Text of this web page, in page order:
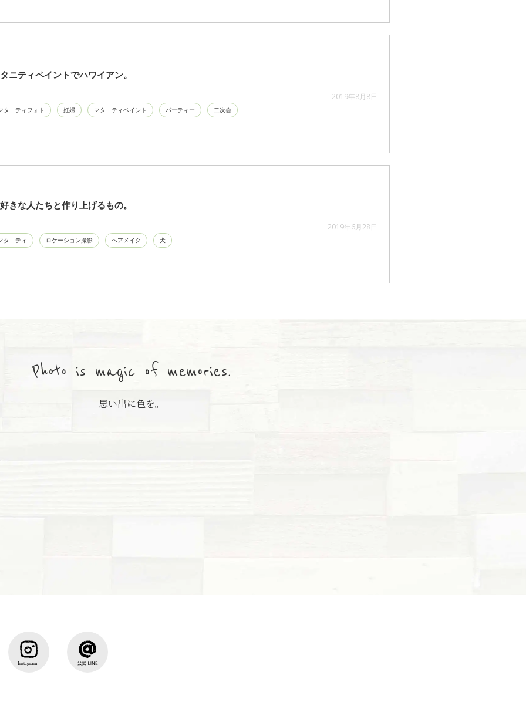
ニティペイントでハワイアン。
2019年8月8日
タニティフォト 妊婦 マタニティペイント パーティー 二次会
きな人たちと作り上げるもの。
2019年6月28日
タニティ ロケーション撮影 ヘアメイク 犬
Photo is magic of memories.
思い出に色を。